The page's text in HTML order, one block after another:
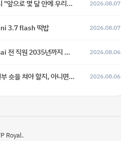
몇 달 안에 우리는 전복적 AI, 적대적 AI 둘 다 보게 될 것" 2026.08.07
3.7 flash 떡밥 2026.08.07
2035년까지 텔레파시가 어떻게 생길 수 있는지 2026.08.06
할지, 아니면 특이점이 오니까 전부 롱을 쳐야 할지 모르겠다.” 2026.08.06
Royal.